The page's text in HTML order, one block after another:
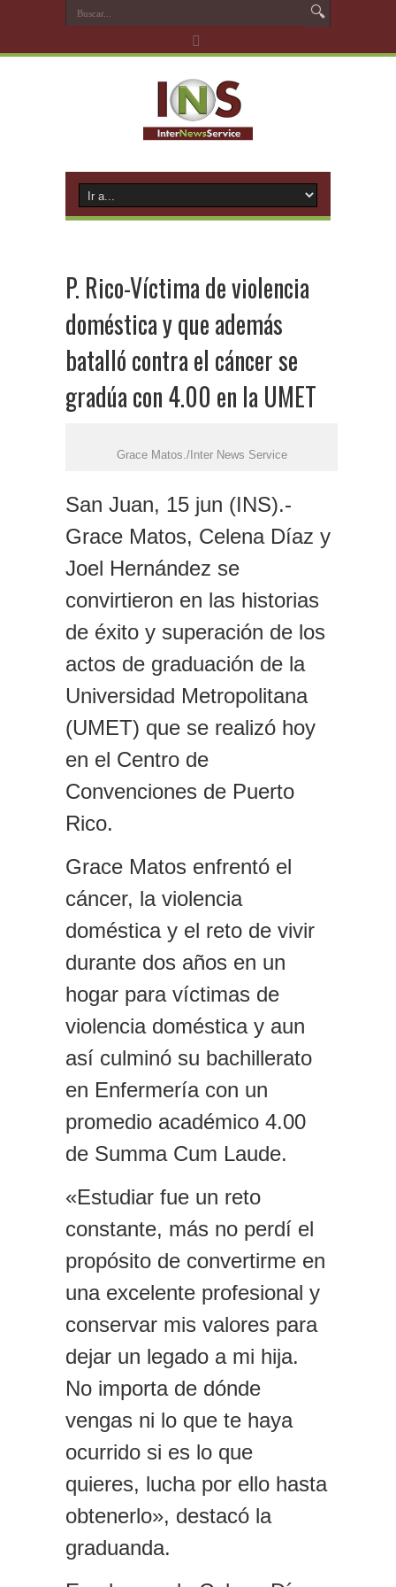
P. Rico-Víctima de violencia
doméstica y que además
batalló contra el cáncer se
gradúa con 4.00 en la UMET
Grace Matos./Inter News Service
San Juan, 15 jun (INS).-
Grace Matos, Celena Díaz y
Joel Hernández se
convirtieron en las historias
de éxito y superación de los
actos de graduación de la
Universidad Metropolitana
(UMET) que se realizó hoy
en el Centro de
Convenciones de Puerto
Rico.
Grace Matos enfrentó el
cáncer, la violencia
doméstica y el reto de vivir
durante dos años en un
hogar para víctimas de
violencia doméstica y aun
así culminó su bachillerato
en Enfermería con un
promedio académico 4.00
de Summa Cum Laude.
«Estudiar fue un reto
constante, más no perdí el
propósito de convertirme en
una excelente profesional y
conservar mis valores para
dejar un legado a mi hija.
No importa de dónde
vengas ni lo que te haya
ocurrido si es lo que
quieres, lucha por ello hasta
obtenerlo», destacó la
graduanda.